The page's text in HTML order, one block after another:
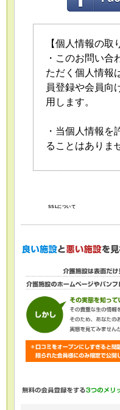
【個人情報の取
・このお問い合
ただく個人情報
員登録や会員向
用します。
・当個人情報を
ることはありま
おける個人情報
・当個人情報の
内容の訂正・追
止・消去および
（「開示等」
ております。開
「個人情報苦情
けます。
最適なご回答が
SSLについて